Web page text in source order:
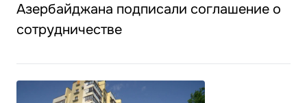
Азербайджана подписали соглашение о
сотрудничестве